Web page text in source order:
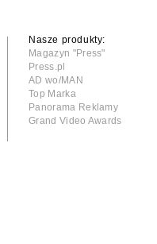
Nasze produkty:
Magazyn "Press"
Press.pl
AD wo/MAN
Top Marka
Panorama Reklamy
Grand Video Awards